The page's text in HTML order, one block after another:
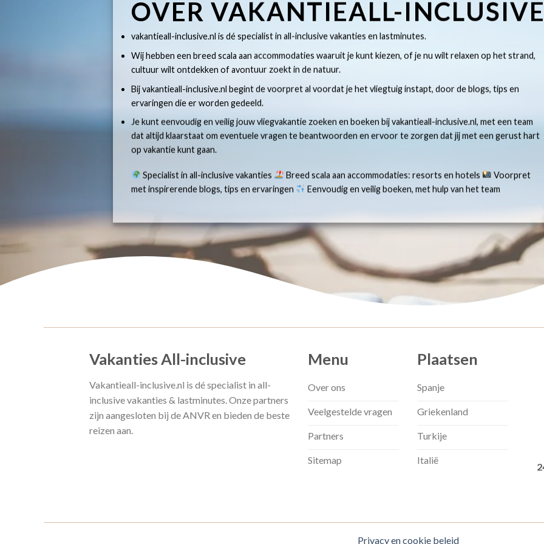
OVER VAKANTIEALL-
vakantieall-inclusive.nl is dé specialist in all-inclusive vakanties en lastminutes.
Wij hebben een breed scala aan accommodaties waaruit je kunt kiezen, of je nu wilt relaxen op het strand,
cultuur wilt ontdekken of avontuur zoekt in de natuur.
Bij vakantieall-inclusive.nl begint de voorpret al voordat je het vliegtuig instapt, door de blogs, tips en
ervaringen die er worden gedeeld.
Je kunt eenvoudig en veilig jouw vliegvakantie zoeken en boeken bij vakantieall-inclusive.nl, met een team
dat altijd klaarstaat om eventuele vragen te beantwoorden en ervoor te zorgen dat jij met een gerust hart
op vakantie kunt gaan.
Specialist in all-inclusive vakanties Breed scala aan accommodaties: resorts en hotels
Voorpret
met inspirerende blogs, tips en ervaringen
Eenvoudig en veilig boeken, met hulp van het team
Vakanties All-inclusive
Vakantieall-inclusive.nl is dé specialist in all-
inclusive vakanties & lastminutes. Onze partners
zijn aangesloten bij de ANVR en bieden de beste
reizen aan.
Menu
Over ons
Veelgestelde vragen
Partners
Sitemap
Plaatsen
Spanje
Griekenland
Turkije
Italië
Privacy en cookie beleid